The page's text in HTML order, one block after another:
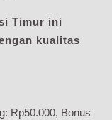
Timur ini
kualitas
Rp50.000, Bonus